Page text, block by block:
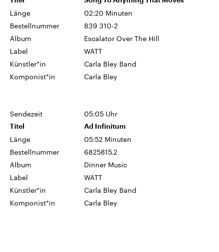
Länge
02:20 Minuten
Bestellnummer
839 310-2
Album
Escalator Over The Hill
Label
WATT
Künstler*in
Carla Bley Band
Komponist*in
Carla Bley
Sendezeit 05:05 Uhr
Titel Ad Infinitum
Länge
05:52 Minuten
Bestellnummer
6825815.2
Album
Dinner Music
Label
WATT
Künstler*in
Carla Bley Band
Komponist*in
Carla Bley